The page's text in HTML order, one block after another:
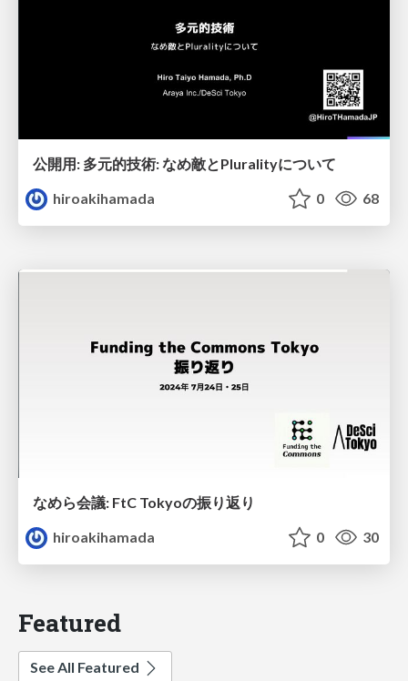
公開用: 多元的技術: なめ敵とPluralityについて
hiroakihamada
0 68
なめら会議: FtC Tokyoの振り返り
hiroakihamada
0 30
Featured
See All Featured